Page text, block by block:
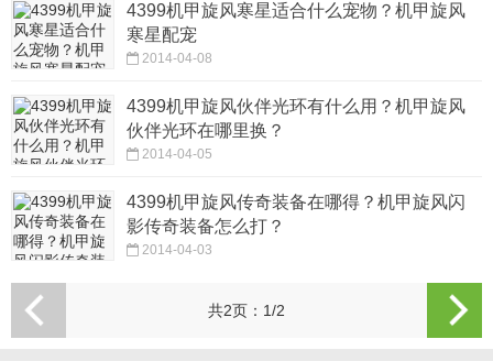
4399机甲旋风寒星适合什么宠物？机甲旋风
寒星配宠
2014-04-08
4399机甲旋风伙伴光环有什么用？机甲旋风
伙伴光环在哪里换？
2014-04-05
4399机甲旋风传奇装备在哪得？机甲旋风闪
影传奇装备怎么打？
2014-04-03
共2页：1/2